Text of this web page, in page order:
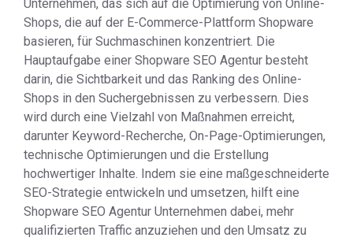
Unternehmen, das sich auf die Optimierung von Online-
Shops, die auf der E-Commerce-Plattform Shopware
basieren, für Suchmaschinen konzentriert. Die
Hauptaufgabe einer Shopware SEO Agentur besteht
darin, die Sichtbarkeit und das Ranking des Online-
Shops in den Suchergebnissen zu verbessern. Dies
wird durch eine Vielzahl von Maßnahmen erreicht,
darunter Keyword-Recherche, On-Page-Optimierungen,
technische Optimierungen und die Erstellung
hochwertiger Inhalte. Indem sie eine maßgeschneiderte
SEO-Strategie entwickeln und umsetzen, hilft eine
Shopware SEO Agentur Unternehmen dabei, mehr
qualifizierten Traffic anzuziehen und den Umsatz zu